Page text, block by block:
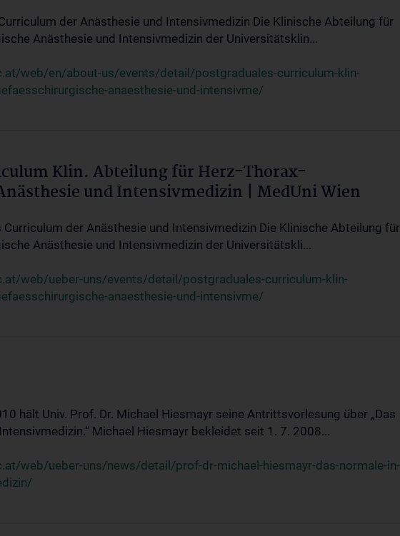
der Anästhesie und Intensivmedizin Die Klinische Abteilung für
Anästhesie und Intensivmedizin der Universitätsklin...
web/en/about-us/events/detail/postgraduales-curriculum-klin-
anaesthesie-und-intensivme/
Klin. Abteilung für Herz-Thorax-
und Intensivmedizin | MedUni Wien
der Anästhesie und Intensivmedizin Die Klinische Abteilung für
Anästhesie und Intensivmedizin der Universitätskli...
web/ueber-uns/events/detail/postgraduales-curriculum-klin-
anaesthesie-und-intensivme/
hält Univ. Prof. Dr. Michael Hiesmayr seine Antrittsvorlesung über „Das
Michael Hiesmayr bekleidet seit 1. 7. 2008...
web/ueber-uns/news/detail/prof-dr-michael-hiesmayr-das-normale-in-